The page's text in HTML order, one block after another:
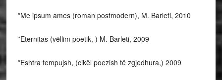
*Me ipsum ames (roman postmodern), M. Barleti, 2010
*Eternitas (vëllim poetik, ) M. Barleti, 2009
*Eshtra tempujsh, (cikël poezish të zgjedhura,) 2009